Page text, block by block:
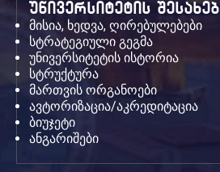
უნივერსიტეტის შესახებ
მისია, ხედვა, ღირებულებები
სტრატეგიული გეგმა
უნივერსიტეტის ისტორია
სტრუქტურა
მართვის ორგანოები
ავტორიზაცია/აკრედიტაცია
ბიუჯეტი
ანგარიშები